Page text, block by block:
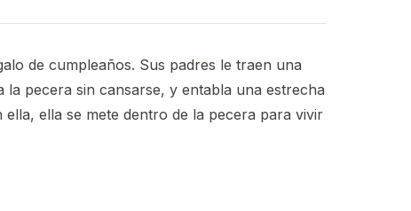
de cumpleaños. Sus padres le traen una
pecera sin cansarse, y entabla una estrecha
ella se mete dentro de la pecera para vivir